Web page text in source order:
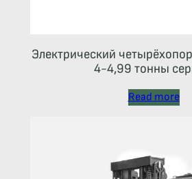
Электрический
4-4,99 тонны
Read more